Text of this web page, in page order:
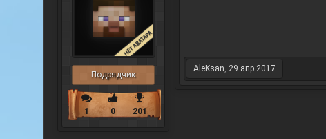
Подрядчик
1 0 201
AleKsan, 29 апр 2017